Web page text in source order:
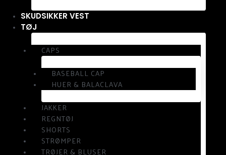
SKUDSIKKER VEST
TØJ
CAPS
BASEBALL CAP
HUER & BALACLAVA
JAKKER
REGNTØJ
SHORTS
STRØMPER
TRØJER & BLUSER